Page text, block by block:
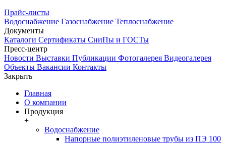
Прайс-листы
Водоснабжение Газоснабжение Теплоснабжение
Документы
Каталоги Сертификаты СниПы и ГОСТы
Пресс-центр
Новости Выставки Публикации Фотогалерея Видеогалерея
Объекты Вакансии Контакты
Закрыть
Главная
О компании
Продукция
+
Водоснабжение
Напорные полиэтиленовые трубы из ПЭ 100